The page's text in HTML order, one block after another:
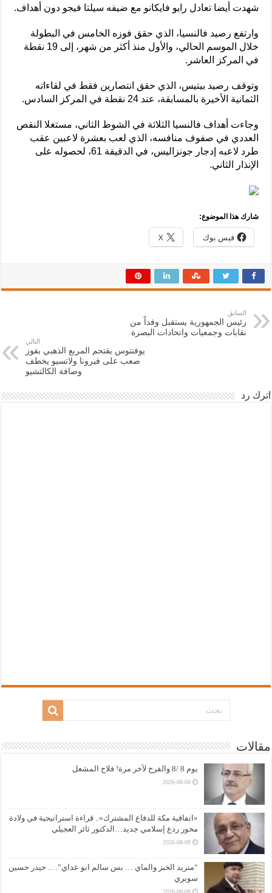
شهدت أيضا تعادل رايو فايكانو مع ضيفه سيلتا فيجو دون أهداف.
وارتفع رصيد فالنسيا، الذي حقق فوزه الخامس في البطولة
خلال الموسم الحالي، والأول منذ أكثر من شهر، إلى 19 نقطة
في المركز العاشر.
وتوقف رصيد بيتيس، الذي حقق انتصارين فقط في لقاءاته
الثمانية الأخيرة بالمسابقة، عند 24 نقطة في المركز السادس.
وجاءت أهداف فالنسيا الثلاثة في الشوط الثاني، مستغلا النقص
العددي في صفوف منافسه، الذي لعب بعشرة لاعبين عقب
طرد لاعبه إدجار جونزاليس، في الدقيقة 61، لحصوله على
الإنذار الثاني.
شارك هذا الموضوع:
فيس بوك X
السابق
رئيس الجمهورية يستقبل وفداً من
نقابات وجمعيات واتحادات البصرة
التالي
يوفنتوس يقتحم المربع الذهبي بفوز
صعب على فيرونا ولاتسيو يخطف
وصافة الكالتشيو
اترك رد
مقالات
يوم 8 /8 والفرح لآخر مرة! فلاح المشعل
2026-08-08
«اتفاقية مكة للدفاع المشترك».. قراءة استراتيجية في ولادة
محور ردع إسلامي جديد…الدكتور ثائر العجيلي
2026-08-08
“منريد الخبز والماي … بس سالم ابو عداي”…. حيدر حسين
سويري
2026-08-08